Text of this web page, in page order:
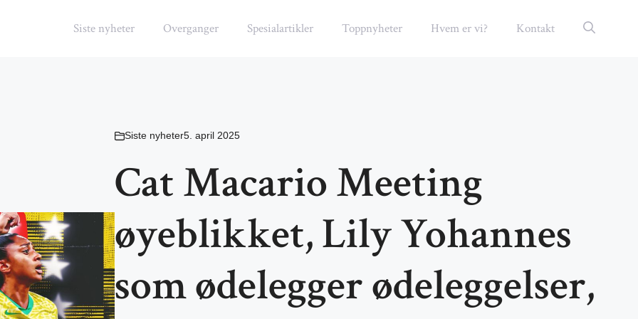
Siste nyheter Overganger Spesialartikler Toppnyheter Hvem er vi? Kontakt
Siste nyheter5. april 2025
Cat Macario Meeting
øyeblikket, Lily Yohannes
som ødelegger ødeleggelser,